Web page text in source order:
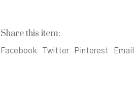
Share this item:
Facebook Twitter Pinterest Email